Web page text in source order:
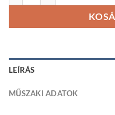
LEÍRÁS
MŰSZAKI ADATOK